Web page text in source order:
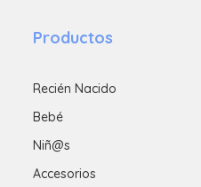
Productos
Recién Nacido
Bebé
Niñ@s
Accesorios